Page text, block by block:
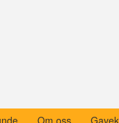
Om oss